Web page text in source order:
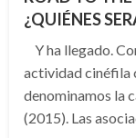
¿QUIÉNES
Y ha llegado.
actividad cinéfila
denominamos la
(2015). Las